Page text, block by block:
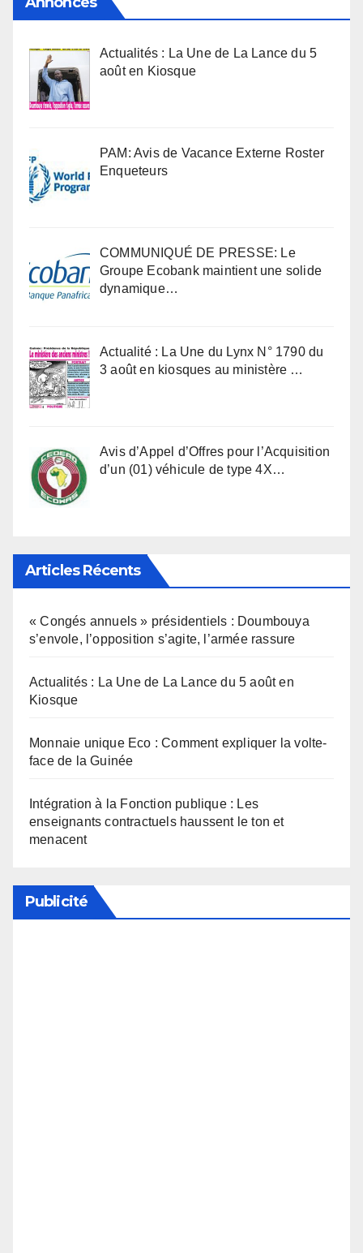
Actualités : La Une de La Lance du 5
août en Kiosque
PAM: Avis de Vacance Externe Roster
Enqueteurs
COMMUNIQUÉ DE PRESSE: Le
Groupe Ecobank maintient une solide
dynamique…
Actualité : La Une du Lynx N° 1790 du
3 août en kiosques au ministère …
Avis d’Appel d’Offres pour l’Acquisition
d’un (01) véhicule de type 4X…
Articles Récents
« Congés annuels » présidentiels : Doumbouya
s’envole, l’opposition s’agite, l’armée rassure
Actualités : La Une de La Lance du 5 août en
Kiosque
Monnaie unique Eco : Comment expliquer la volte-
face de la Guinée
Intégration à la Fonction publique : Les
enseignants contractuels haussent le ton et
menacent
Publicité